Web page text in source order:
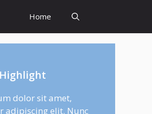
Home
dolor sit amet,
adipiscing elit. Nunc